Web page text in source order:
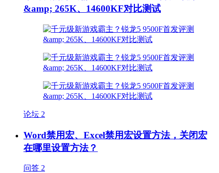
&amp; 265K、14600KF对比测试
论坛 2
Word禁用宏、Excel禁用宏设置方法，关闭宏
在哪里设置方法？
问答 2